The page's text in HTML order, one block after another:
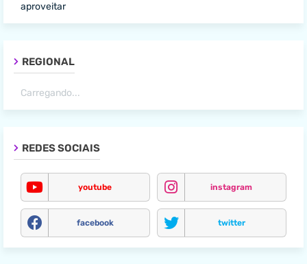
aproveitar
REGIONAL
Carregando...
REDES SOCIAIS
youtube instagram
facebook twitter